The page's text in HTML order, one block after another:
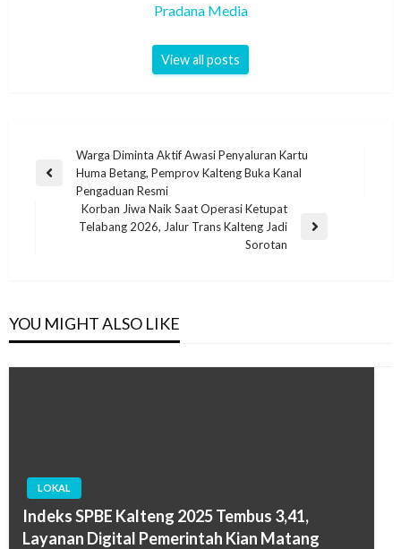
Pradana Media
View all posts
Warga Diminta Aktif Awasi Penyaluran Kartu
Huma Betang, Pemprov Kalteng Buka Kanal
Pengaduan Resmi
Korban Jiwa Naik Saat Operasi Ketupat
Telabang 2026, Jalur Trans Kalteng Jadi
Sorotan
YOU MIGHT ALSO LIKE
LOKAL
Indeks SPBE Kalteng 2025 Tembus 3,41,
Layanan Digital Pemerintah Kian Matang